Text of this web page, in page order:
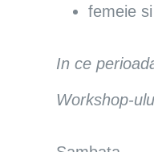
femeie
In ce
Workshop-